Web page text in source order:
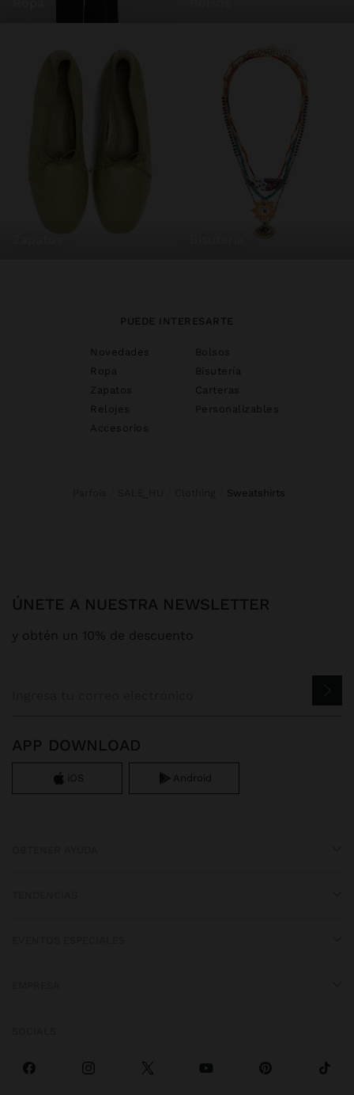
PUEDE INTERESARTE
Novedades
Bolsos
Ropa
Bisutería
Zapatos
Carteras
Relojes
Personalizables
Accesorios
sweatshirts
ÚNETE A NUESTRA NEWSLETTER
y obtén un 10% de descuento
APP DOWNLOAD
iOS Android